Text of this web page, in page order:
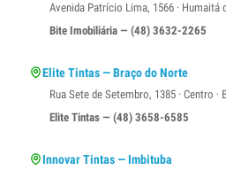
Avenida Patrício Lima, 1566 · Humaitá
Bite Imobiliária — (48) 3632-2265
Elite Tintas — Braço do Norte
Rua Sete de Setembro, 1385 · Centro
Elite Tintas — (48) 3658-6585
Innovar Tintas — Imbituba